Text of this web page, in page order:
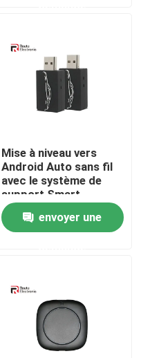
Mise à niveau vers
Android Auto sans fil
avec le système de
support Smart
Carplay Box
envoyer une